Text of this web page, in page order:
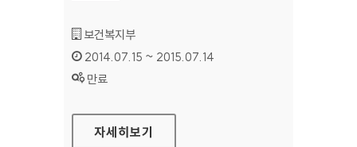
기관명 :
보건복지부
인증기간 :
2014.07.15 ~ 2015.07.14
상태 :
만료
마음더하기 정책포털
자세히보기